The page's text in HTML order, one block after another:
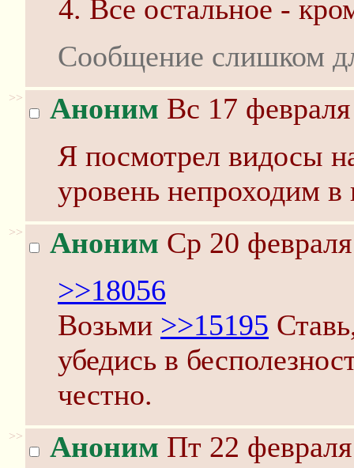
Все остальное -
Сообщение слишком
>> Аноним Вс 17
Я посмотрел видосы
уровень непроходим
>> Аноним Ср 20
>>18056
Возьми >>15195
убедись в
честно.
>> Аноним Пт 22